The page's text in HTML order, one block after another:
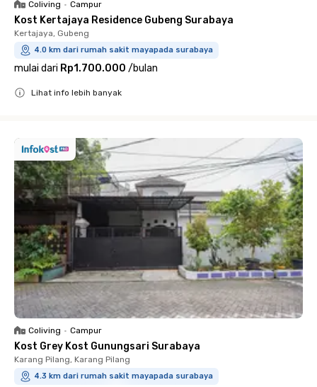
Coliving • Campur
Kost Kertajaya Residence Gubeng Surabaya
Kertajaya, Gubeng
4.0 km dari rumah sakit mayapada surabaya
mulai dari Rp1.700.000 /bulan
Lihat info lebih banyak
Coliving • Campur
Kost Grey Kost Gunungsari Surabaya
Karang Pilang, Karang Pilang
4.3 km dari rumah sakit mayapada surabaya